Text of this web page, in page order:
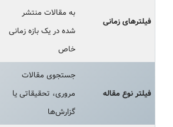
فیلترهای زمانی
به مقالات منتشر
شده در یک بازه زمانی
خاص
فیلتر نوع مقاله
جستجوی مقالات
مروری، تحقیقاتی یا
گزارش‌ها